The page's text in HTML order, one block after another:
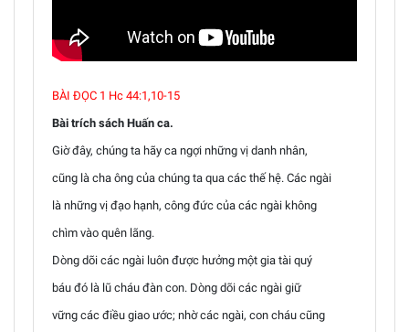
BÀI ĐỌC 1 Hc 44:1,10-15
Bài trích sách Huấn ca.
Giờ đây, chúng ta hãy ca ngợi những vị danh nhân,
cũng là cha ông của chúng ta qua các thế hệ. Các ngài
là những vị đạo hạnh, công đức của các ngài không
chìm vào quên lãng.
Dòng dõi các ngài luôn được hưởng một gia tài quý
báu đó là lũ cháu đàn con. Dòng dõi các ngài giữ
vững các điều giao ước; nhờ các ngài, con cháu cũng